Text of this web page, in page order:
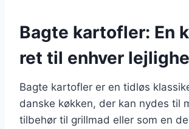
Bagte kartofler: En
ret til enhver
Bagte kartofler er en tidløs
danske køkken, der kan nydes til
tilbehør til grillmad eller som en